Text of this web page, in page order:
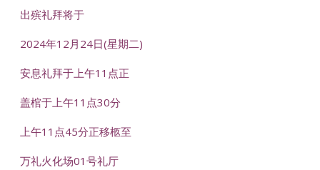
出殡礼拜将于
2024年12月24日(星期二)
安息礼拜于上午11点正
盖棺于上午11点30分
上午11点45分正移柩至
万礼火化场01号礼厅